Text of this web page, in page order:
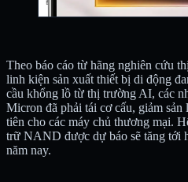
Theo báo cáo từ hãng nghiên cứu
linh kiện sản xuất thiết bị di động
cầu khổng lồ từ thị trường AI, các
Micron đã phải tái cơ cấu, giảm
tiên cho các máy chủ thương mại.
trữ NAND được dự báo sẽ tăng tới
năm nay.